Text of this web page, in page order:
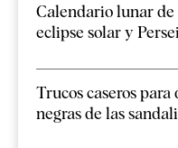
Calendario lunar de
eclipse solar y
Trucos caseros
negras de las